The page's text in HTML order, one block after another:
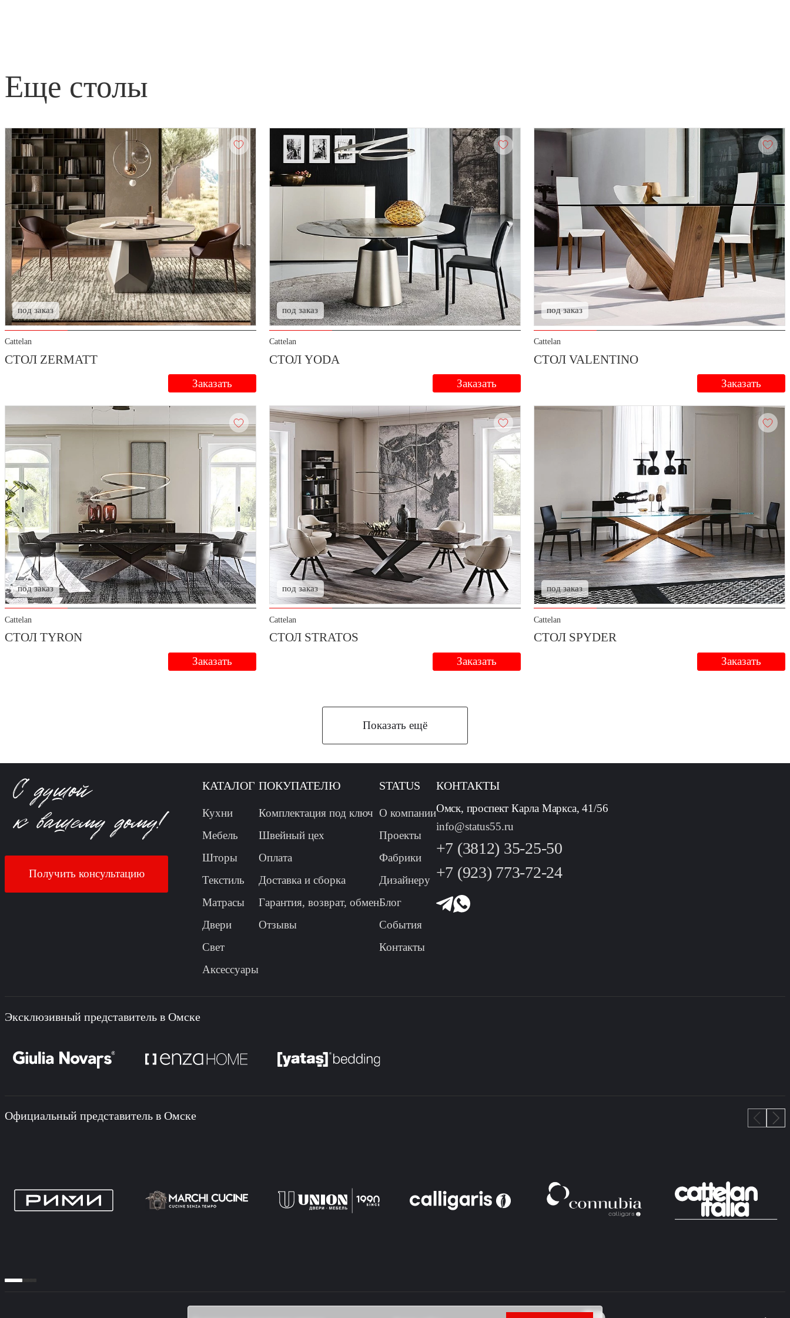
еще столы
под заказ
Cattelan
СТОЛ ZERMATT
Заказать
под заказ
Cattelan
СТОЛ YODA
Заказать
под заказ
Cattelan
СТОЛ VALENTINO
Заказать
под заказ
Cattelan
СТОЛ TYRON
Заказать
под заказ
Cattelan
СТОЛ STRATOS
Заказать
под заказ
Cattelan
СТОЛ SPYDER
Заказать
Показать ещё
Получить консультацию
КАТАЛОГ
Кухни
Мебель
Шторы
Текстиль
Матрасы
Двери
Свет
Аксессуары
ПОКУПАТЕЛЮ
Комплектация под ключ
Швейный цех
Оплата
Доставка и сборка
Гарантия, возврат, обмен
Отзывы
STATUS
О компании
Проекты
Фабрики
Дизайнеру
Блог
События
Контакты
КОНТАКТЫ
Омск, проспект Карла Маркса, 41/56
info@status55.ru
+7 (3812) 35-25-50
+7 (923) 773-72-24
Эксклюзивный представитель в Омске
Официальный представитель в Омске